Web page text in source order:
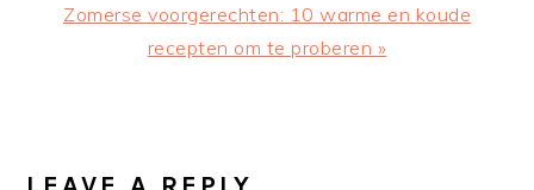
Next
Zomerse voorgerechten: 10 warme en koude
recepten om te proberen »
INTERACTIONS